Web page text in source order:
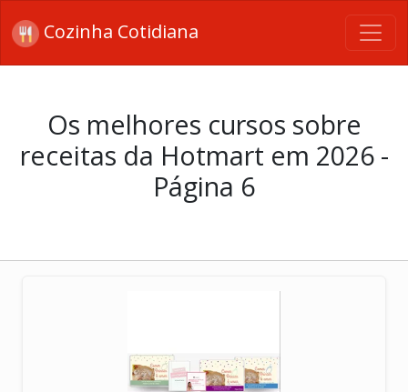
Cozinha Cotidiana
Os melhores cursos sobre
receitas da Hotmart em 2026 -
Página 6